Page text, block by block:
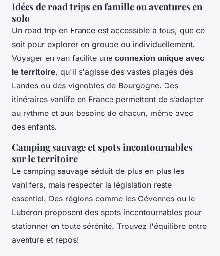
Idées de road trips en famille ou aventures en
solo
Un road trip en France est accessible à tous, que ce
soit pour explorer en groupe ou individuellement.
Voyager en van facilite une connexion unique avec
le territoire, qu'il s'agisse des vastes plages des
Landes ou des vignobles de Bourgogne. Ces
itinéraires vanlife en France permettent de s’adapter
au rythme et aux besoins de chacun, même avec
des enfants.
Camping sauvage et spots incontournables
sur le territoire
Le camping sauvage séduit de plus en plus les
vanlifers, mais respecter la législation reste
essentiel. Des régions comme les Cévennes ou le
Lubéron proposent des spots incontournables pour
stationner en toute sérénité. Trouvez l'équilibre entre
aventure et repos!